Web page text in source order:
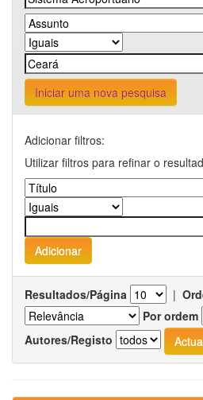
Iniciar uma nova pesquisa
Adicionar filtros:
Utilizar filtros para refinar o
Resultados/Página |
Por ordem
Autores/Registo